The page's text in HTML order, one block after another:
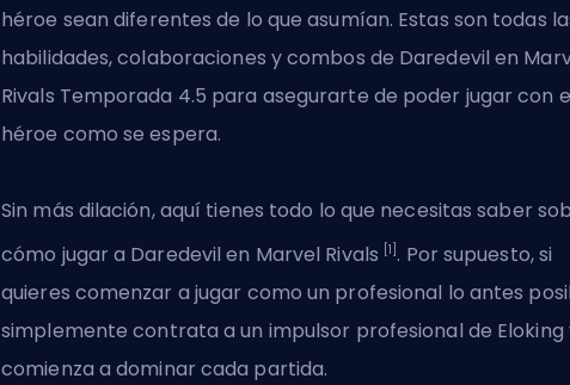
héroe sean diferentes de lo que asumían. Estas son todas
habilidades, colaboraciones y combos de Daredevil en
Rivals Temporada 4.5 para asegurarte de poder jugar con
héroe como se espera.
Sin más dilación, aquí tienes todo lo que necesitas saber
cómo jugar a Daredevil en Marvel Rivals [1] . Por supuesto, si
quieres comenzar a jugar como un profesional lo antes
simplementecontrata a un impulsor profesional de Eloking
comienza a dominar cada partida.